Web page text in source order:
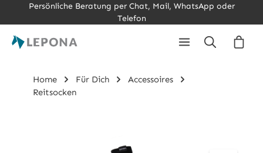
Zum Hauptinhalt springen
Persönliche Beratung per Chat, Mail, WhatsApp oder
Telefon
Home Für Dich
Accessoires
Reitsocken